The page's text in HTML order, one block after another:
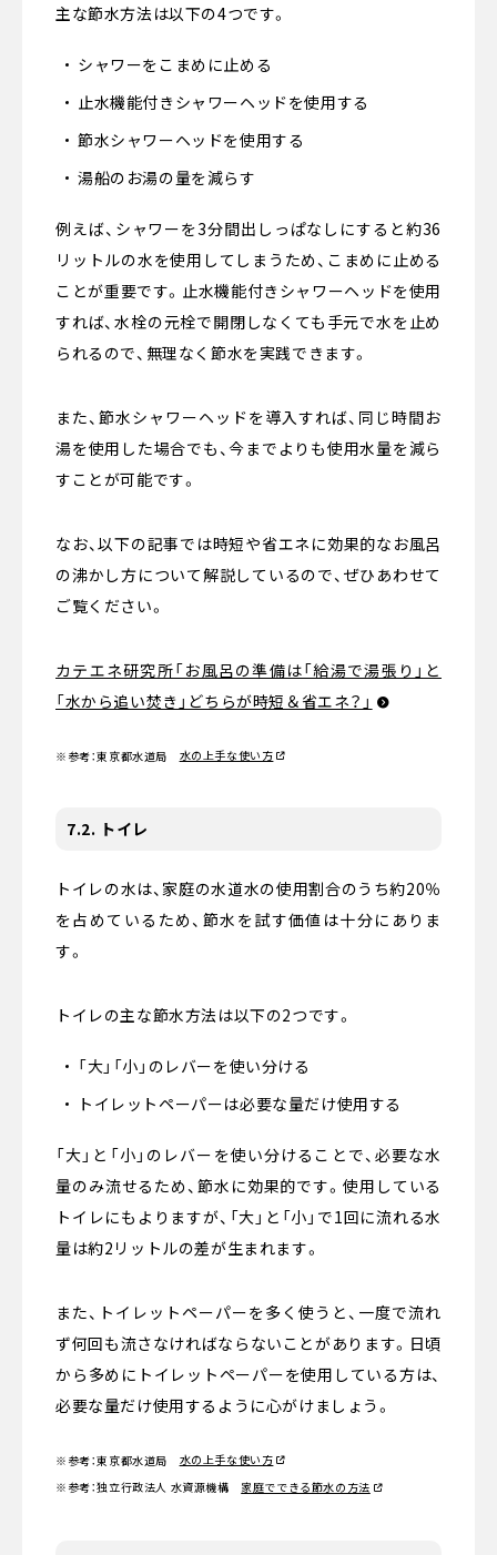
主な節水方法は以下の4つです。
シャワーをこまめに止める
止水機能付きシャワーヘッドを使用する
節水シャワーヘッドを使用する
湯船のお湯の量を減らす
例えば、シャワーを3分間出しっぱなしにすると約36
リットルの水を使用してしまうため、こまめに止める
ことが重要です。止水機能付きシャワーヘッドを使用
すれば、水栓の元栓で開閉しなくても手元で水を止め
られるので、無理なく節水を実践できます。
また、節水シャワーヘッドを導入すれば、同じ時間お
湯を使用した場合でも、今までよりも使用水量を減ら
すことが可能です。
なお、以下の記事では時短や省エネに効果的なお風呂
の沸かし方について解説しているので、ぜひあわせて
ご覧ください。
カテエネ研究所「お風呂の準備は「給湯で湯張り」と
「水から追い焚き」どちらが時短＆省エネ？」
※参考：東京都水道局 水の上手な使い方
7.2. トイレ
トイレの水は、家庭の水道水の使用割合のうち約20％
を占めているため、節水を試す価値は十分にありま
す。
トイレの主な節水方法は以下の2つです。
「大」「小」のレバーを使い分ける
トイレットペーパーは必要な量だけ使用する
「大」と「小」のレバーを使い分けることで、必要な水
量のみ流せるため、節水に効果的です。使用している
トイレにもよりますが、「大」と「小」で1回に流れる水
量は約2リットルの差が生まれます。
また、トイレットペーパーを多く使うと、一度で流れ
ず何回も流さなければならないことがあります。日頃
から多めにトイレットペーパーを使用している方は、
必要な量だけ使用するように心がけましょう。
※参考：東京都水道局 水の上手な使い方
※参考：独立行政法人 水資源機構 家庭でできる節水の方法